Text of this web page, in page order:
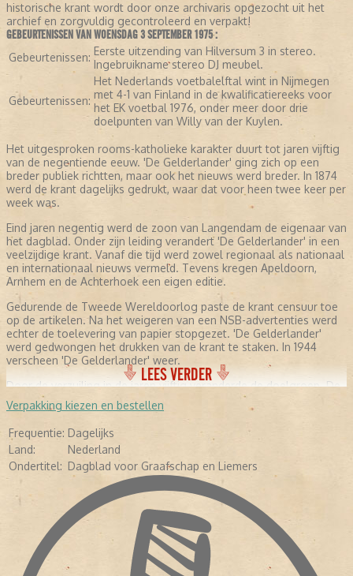
historische krant wordt door onze archivaris opgezocht uit het
archief en zorgvuldig gecontroleerd en verpakt!
GEBEURTENISSEN VAN WOENSDAG 3 SEPTEMBER 1975 :
Gebeurtenissen: Eerste uitzending van Hilversum 3 in stereo.
Ingebruikname stereo DJ meubel.
Gebeurtenissen:
Het Nederlands voetbalelftal wint in Nijmegen
met 4-1 van Finland in de kwalificatiereeks voor
het EK voetbal 1976, onder meer door drie
doelpunten van Willy van der Kuylen.
Het uitgesproken rooms-katholieke karakter duurt tot jaren vijftig
van de negentiende eeuw. 'De Gelderlander' ging zich op een
breder publiek richtten, maar ook het nieuws werd breder. In 1874
werd de krant dagelijks gedrukt, waar dat voor heen twee keer per
week was.
Eind jaren negentig werd de zoon van Langendam de eigenaar van
het dagblad. Onder zijn leiding verandert 'De Gelderlander' in een
veelzijdige krant. Vanaf die tijd werd zowel regionaal als nationaal
en internationaal nieuws vermeld. Tevens kregen Apeldoorn,
Arnhem en de Achterhoek een eigen editie.
Gedurende de Tweede Wereldoorlog paste de krant censuur toe
op de artikelen. Na het weigeren van een NSB-advertenties werd
echter de toelevering van papier stopgezet. 'De Gelderlander'
werd gedwongen het drukken van de krant te staken. In 1944
verscheen 'De Gelderlander' weer.
Door de verzuiling in de jaren vijftig veranderde de doelgroep. De
krant werd niet meer alleen door katholieken gelezen. Ook andere
groeperingen lazen de krant. De Arnhemse editie kon
hierdoor 'Het Vrije Volk' overnemen. Na een fusie met het
'Arnhems Dagblad' verscheen de editie tijdelijk onder de naam 'De
Nieuwe Krant'. Vrij snel werd de naam veranderd in 'Arnhemse
Courant', waarvan de laatste krant in 2001 werd verspreid.
Begin jaren negentig werd in Nijmegen een groot pand aan de
Waal gebouwd, dat het nieuwe hoofdkantoor van 'De
Gelderlander' werd. Een ideale plek. Het pand stond nabij de
binnenstad, maar gevestigd op het industrieterrein. Medewerkers
konden het kantoor gemakkelijk bereiken. Ook nog eens geschikt
voor distributiekantoor.
LEES VERDER
Verpakking kiezen en bestellen
Frequentie: Dagelijks
Land:
Nederland
Ondertitel: Dagblad voor Graafschap en Liemers